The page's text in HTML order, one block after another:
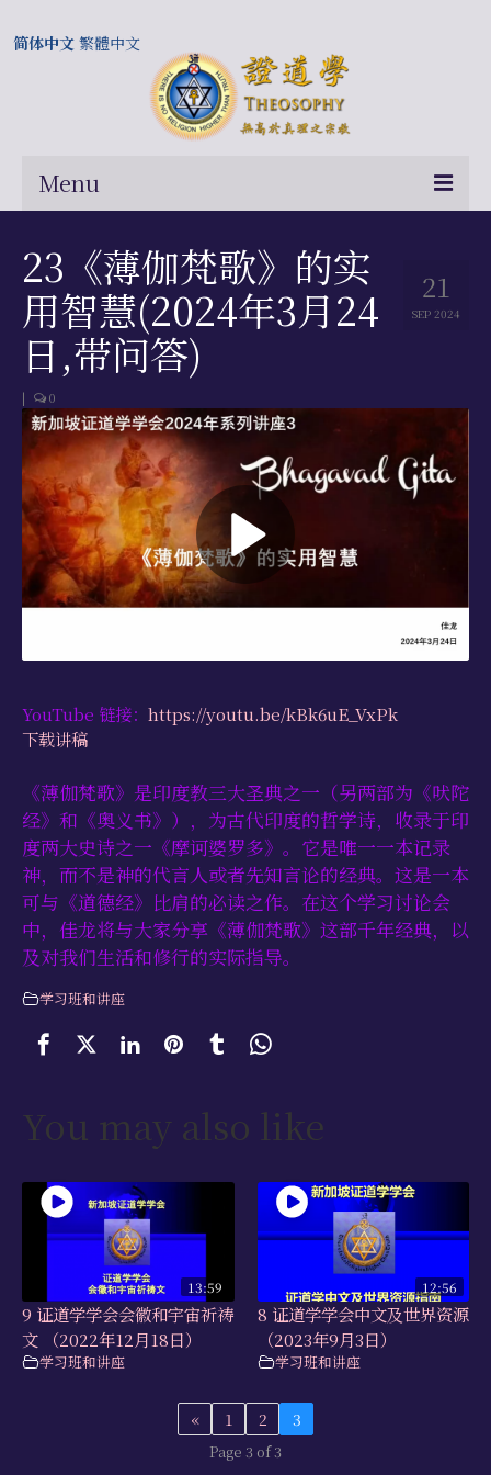
Menu
关于我们
常问问题
总部及历届会长
相关国际网站
伍廷芳与证道学在中国的历史
学习资源
书籍目录
视频资源
最新活动
联系我们
21
SEP 2024
23《薄伽梵歌》的实
用智慧(2024年3月24
日,带问答)
| 0
YouTube 链接： https://youtu.be/kBk6uE_VxPk
下载讲稿
《薄伽梵歌》是印度教三大圣典之一（另两部为《吠陀
经》和《奥义书》），为古代印度的哲学诗，收录于印
度两大史诗之一《摩诃婆罗多》。它是唯一一本记录
神，而不是神的代言人或者先知言论的经典。这是一本
可与《道德经》比肩的必读之作。在这个学习讨论会
中，佳龙将与大家分享《薄伽梵歌》这部千年经典，以
及对我们生活和修行的实际指导。
学习班和讲座
You may also like
13:59
9 证道学学会会徽和宇宙祈祷
文 （2022年12月18日）
学习班和讲座
12:56
8 证道学学会中文及世界资源
（2023年9月3日）
学习班和讲座
« 1 2 3
Page 3 of 3
简体中文 繁體中文